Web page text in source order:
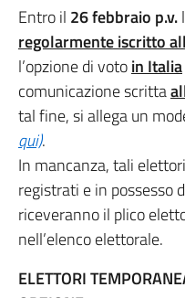
Entro il 26 febbraio p.v.
regolarmente iscritto
l’opzione di votoin Italia
comunicazione scritta
tal fine, si allega un
qui).
In mancanza, tali
registrati e in possesso
riceveranno il plico
nell’elenco elettorale.
ELETTORI